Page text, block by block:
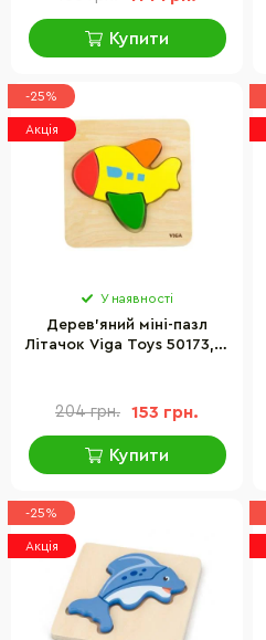
Купити
-25%
Акція
У наявності
Дерев'яний міні-пазл
Літачок Viga Toys 50173, 4
204 грн. 153 грн.
Купити
-25%
Акція